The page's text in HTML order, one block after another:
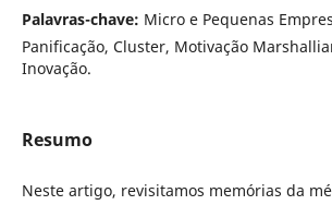
Palavras-chave: Micro e Pequenas
Panificação, Cluster, Motivação
Inovação.
Resumo
Neste artigo, revisitamos memórias da